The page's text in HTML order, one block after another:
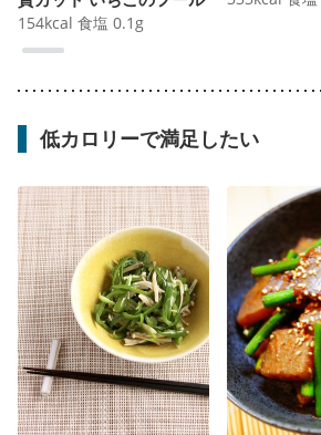
154kcal 食塩 0.1 g
低カロリーで満足したい